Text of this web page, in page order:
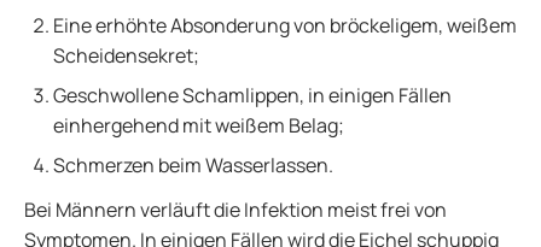
Eine erhöhte Absonderung von bröckeligem, weißem
Scheidensekret;
Geschwollene Schamlippen, in einigen Fällen
einhergehend mit weißem Belag;
Schmerzen beim Wasserlassen.
Bei Männern verläuft die Infektion meist frei von
Symptomen. In einigen Fällen wird die Eichel schuppig